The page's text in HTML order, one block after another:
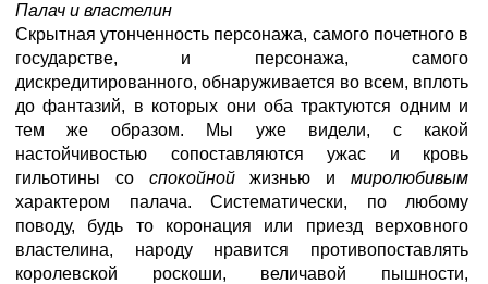
Палач и властелин
Скрытная утонченность персонажа, самого почетного в
государстве, и персонажа, самого
дискредитированного, обнаруживается во всем, вплоть
до фантазий, в которых они оба трактуются одним и
тем же образом. Мы уже видели, с какой
настойчивостью сопоставляются ужас и кровь
гильотины со спокойнойжизнью имиролюбивым
характером палача. Систематически, по любому
поводу, будь то коронация или приезд верховного
властелина, народу нравится противопоставлять
королевской роскоши, величавой пышности,